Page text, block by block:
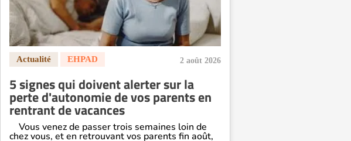
EHPAD Saint-Etienne
EHPAD Toulouse
EHPAD Tours
EHPAD Troyes
2 août 2026
5 signes qui doivent alerter sur la
perte d'autonomie de vos parents en
rentrant de vacances
Vous venez de passer trois semaines loin de
chez vous, et en retrouvant vos parents fin août,